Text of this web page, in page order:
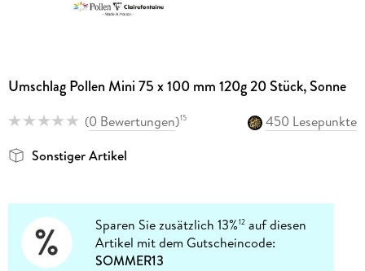
Umschlag Pollen Mini 75 x 100 mm 120g 20 Stück, Sonne
(0 Bewertungen)15
450 Lesepunkte
Sonstiger Artikel
Sparen Sie zusätzlich 13%12 auf diesen
Artikel mit dem Gutscheincode:
SOMMER13